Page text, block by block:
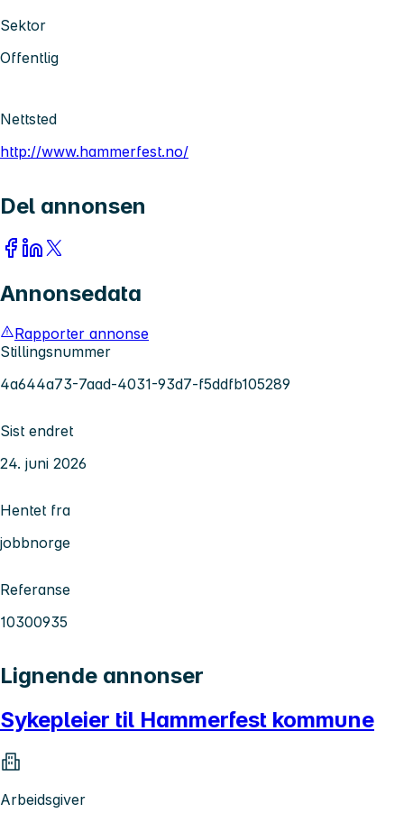
Sektor
Offentlig
Nettsted
http://www.hammerfest.no/
Del annonsen
Annonsedata
Rapporter annonse
Stillingsnummer
4a644a73-7aad-4031-93d7-f5ddfb105289
Sist endret
24. juni 2026
Hentet fra
jobbnorge
Referanse
10300935
Lignende annonser
Sykepleier til Hammerfest kommune
Arbeidsgiver